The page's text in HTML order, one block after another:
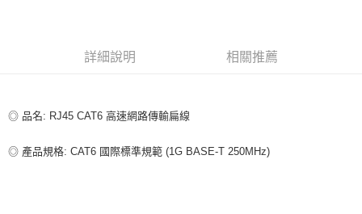
7-11取貨付款
詳細說明 相關推薦
◎ 品名: RJ45 CAT6 高速網路傳輸扁線
◎ 產品規格: CAT6 國際標準規範 (1G BASE-T 250MHz)